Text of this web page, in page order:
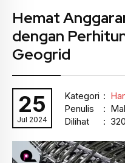
Hemat
dengan
Geogrid
25
Jul 2024
Kategori :
Penulis
:
Dilihat
: